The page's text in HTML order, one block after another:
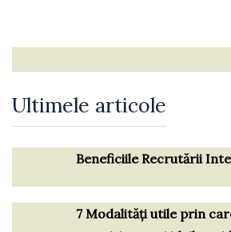
Ultimele articole
Beneficiile Recrutării
7 Modalități utile prin